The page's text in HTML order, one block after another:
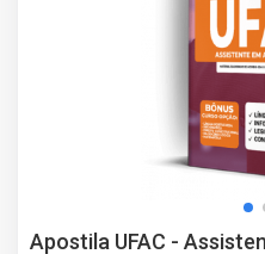
Apostila UFAC -